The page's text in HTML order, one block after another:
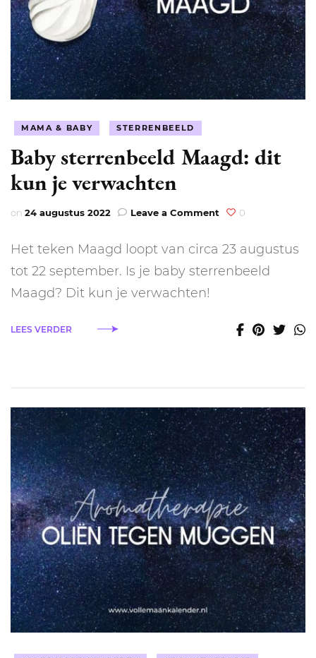
MAMA & BABY STERRENBEELD
Baby sterrenbeeld Maagd: dit
kun je verwachten
on 24 augustus 2022 Leave a Comment on
Maagd:
dit
0
Het teken Maagd loopt van circa 23 augustus
tot 22 september. Is je baby sterrenbeeld
Maagd? Dit kun je verwachten!
LEES VERDER